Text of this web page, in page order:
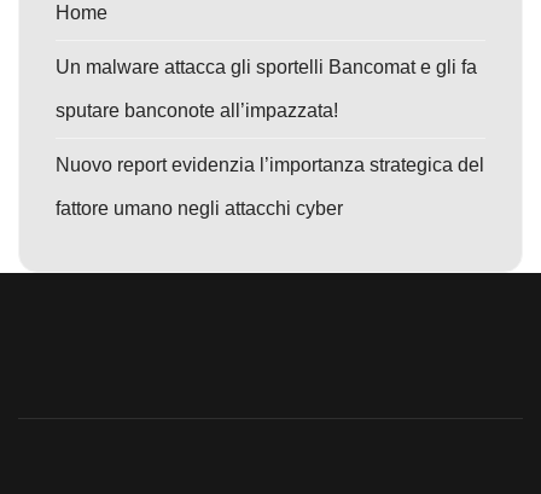
Home
Un malware attacca gli sportelli Bancomat e gli fa
sputare banconote all’impazzata!
Nuovo report evidenzia l’importanza strategica del
fattore umano negli attacchi cyber